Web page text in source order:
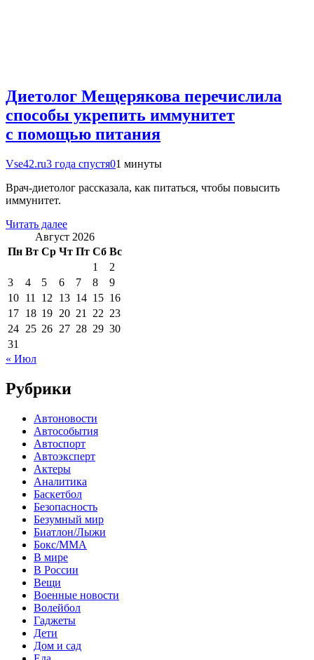
Диетолог Мещерякова перечислила
способы укрепить иммунитет
с помощью питания
Vse42.ru3 года спустя01 минуты
Врач-диетолог рассказала, как питаться, чтобы повысить
иммунитет.
Читать далее
Август 2026
Пн Вт Ср Чт Пт Сб Вс
1
2
3
4 5 6 7 8
9
10 11 12 13 14 15 16
17 18 19 20 21 22 23
24 25 26 27 28 29 30
31
« Июл
Рубрики
Автоновости
Автособытия
Автоспорт
Автоэксперт
Актеры
Аналитика
Баскетбол
Безопасность
Безумный мир
Биатлон/Лыжи
Бокс/MMA
В мире
В России
Вещи
Военные новости
Волейбол
Гаджеты
Дети
Дом и сад